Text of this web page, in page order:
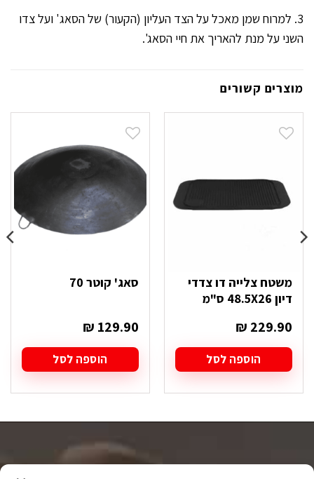
3. למרוח שמן מאכל על הצד העליון (הקעור) של הסאג' ועל צדו
השני על מנת להאריך את חיי הסאג'.
מוצרים קשורים
משטח צלייה דו צדדי
דיון 48.5X26 ס"מ
₪ 229.90
הוספה לסל
סאג' קוטר 70
₪ 129.90
הוספה לסל